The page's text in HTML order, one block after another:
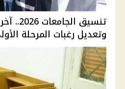
تنسيق
وتعديل رغبات المرحلة